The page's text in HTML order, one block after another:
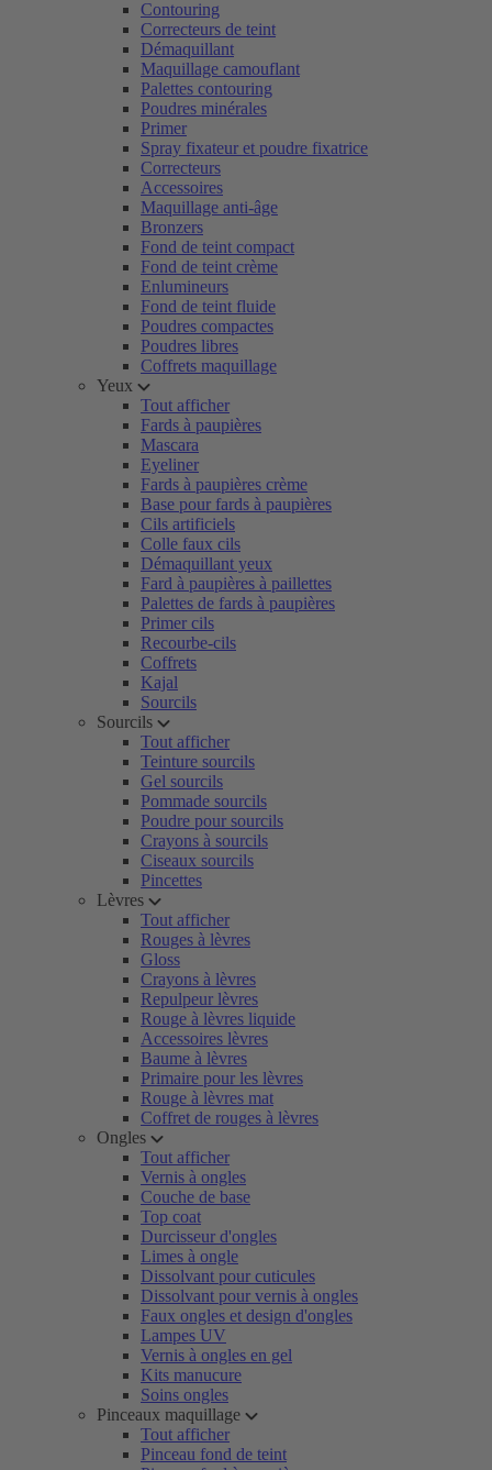
Contouring
Correcteurs de teint
Démaquillant
Maquillage camouflant
Palettes contouring
Poudres minérales
Primer
Spray fixateur et poudre fixatrice
Correcteurs
Accessoires
Maquillage anti-âge
Bronzers
Fond de teint compact
Fond de teint crème
Enlumineurs
Fond de teint fluide
Poudres compactes
Poudres libres
Coffrets maquillage
Yeux
Tout afficher
Fards à paupières
Mascara
Eyeliner
Fards à paupières crème
Base pour fards à paupières
Cils artificiels
Colle faux cils
Démaquillant yeux
Fard à paupières à paillettes
Palettes de fards à paupières
Primer cils
Recourbe-cils
Coffrets
Kajal
Sourcils
Sourcils
Tout afficher
Teinture sourcils
Gel sourcils
Pommade sourcils
Poudre pour sourcils
Crayons à sourcils
Ciseaux sourcils
Pincettes
Lèvres
Tout afficher
Rouges à lèvres
Gloss
Crayons à lèvres
Repulpeur lèvres
Rouge à lèvres liquide
Accessoires lèvres
Baume à lèvres
Primaire pour les lèvres
Rouge à lèvres mat
Coffret de rouges à lèvres
Ongles
Tout afficher
Vernis à ongles
Couche de base
Top coat
Durcisseur d'ongles
Limes à ongle
Dissolvant pour cuticules
Dissolvant pour vernis à ongles
Faux ongles et design d'ongles
Lampes UV
Vernis à ongles en gel
Kits manucure
Soins ongles
Pinceaux maquillage
Tout afficher
Pinceau fond de teint